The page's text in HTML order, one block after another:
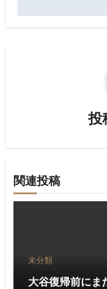
投
関連投稿
未分類
大谷復帰前にま